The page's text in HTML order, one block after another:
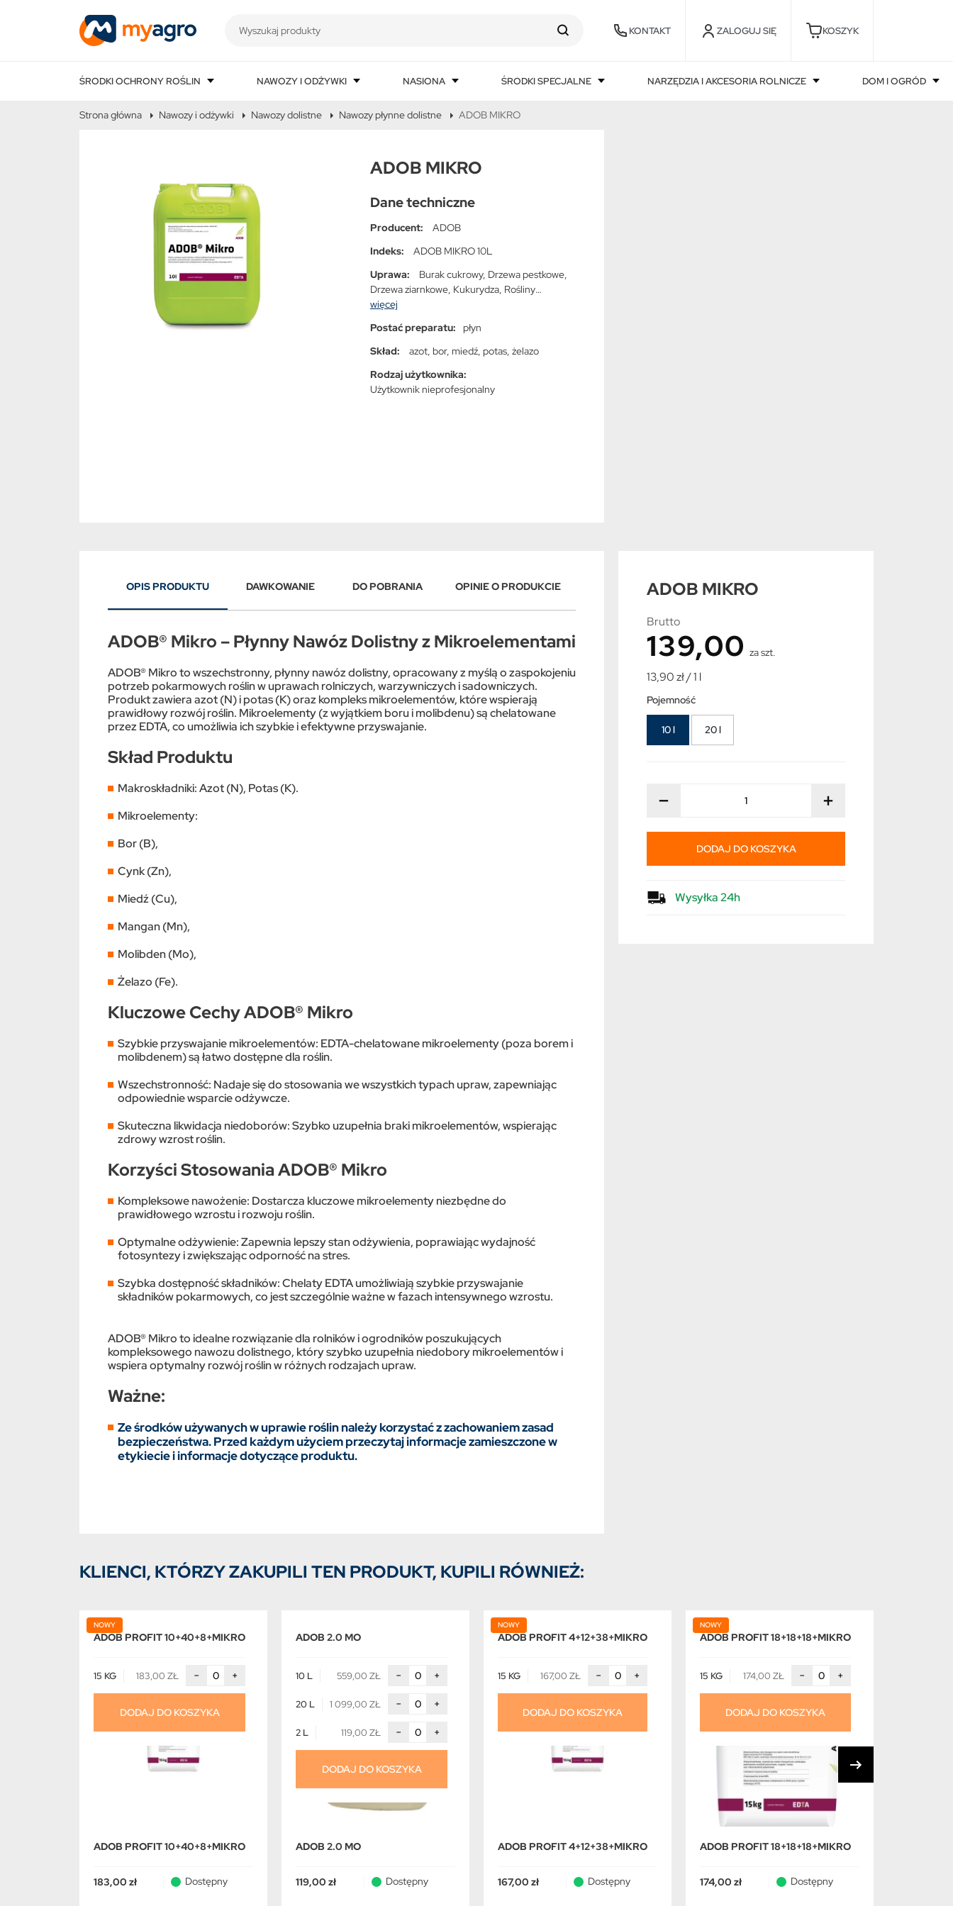
KONTAKT ZALOGUJ SIĘ KOSZYK
ŚRODKI OCHRONY ROŚLIN NAWOZY I ODŻYWKI NASIONA ŚRODKI SPECJALNE NARZĘDZIA I AKCESORIA ROLNICZE DOM I OGRÓD
Strona główna Nawozy i odżywki Nawozy dolistne Nawozy płynne dolistne ADOB MIKRO
ADOB MIKRO
Dane techniczne
Producent:
ADOB
Indeks:
ADOB MIKRO 10L
Uprawa:
Drzewa ziarnkowe, Kukurydza, Rośliny
bobowate, Rośliny jagodowe, Rośliny
Warzywa dyniowate, Warzywa kapustne,
Warzywa korzeniowe, Warzywa liściowe,
Ziemniak
więcej
Postać preparatu:
płyn
Skład:
azot, bor, miedź, potas, żelazo
Rodzaj użytkownika:
Użytkownik nieprofesjonalny
OPIS PRODUKTU DAWKOWANIE DO POBRANIA OPINIE O PRODUKCIE
ADOB® Mikro – Płynny Nawóz Dolistny z Mikroelementami
ADOB® Mikro to wszechstronny, płynny nawóz dolistny, opracowany z myślą o zaspokojeniu
potrzeb pokarmowych roślin w uprawach rolniczych, warzywniczych i sadowniczych.
Produkt zawiera azot (N) i potas (K) oraz kompleks mikroelementów, które wspierają
prawidłowy rozwój roślin. Mikroelementy (z wyjątkiem boru i molibdenu) są chelatowane
przez EDTA, co umożliwia ich szybkie i efektywne przyswajanie.
Skład Produktu
Makroskładniki: Azot (N), Potas (K).
Mikroelementy:
Bor (B),
Cynk (Zn),
Miedź (Cu),
Mangan (Mn),
Molibden (Mo),
Żelazo (Fe).
Kluczowe Cechy ADOB® Mikro
Szybkie przyswajanie mikroelementów: EDTA-chelatowane mikroelementy (poza borem i
molibdenem) są łatwo dostępne dla roślin.
Wszechstronność: Nadaje się do stosowania we wszystkich typach upraw, zapewniając
odpowiednie wsparcie odżywcze.
Skuteczna likwidacja niedoborów: Szybko uzupełnia braki mikroelementów, wspierając
zdrowy wzrost roślin.
Korzyści Stosowania ADOB® Mikro
Kompleksowe nawożenie: Dostarcza kluczowe mikroelementy niezbędne do
prawidłowego wzrostu i rozwoju roślin.
Optymalne odżywienie: Zapewnia lepszy stan odżywienia, poprawiając wydajność
fotosyntezy i zwiększając odporność na stres.
Szybka dostępność składników: Chelaty EDTA umożliwiają szybkie przyswajanie
składników pokarmowych, co jest szczególnie ważne w fazach intensywnego wzrostu.
ADOB® Mikro to idealne rozwiązanie dla rolników i ogrodników poszukujących
kompleksowego nawozu dolistnego, który szybko uzupełnia niedobory mikroelementów i
wspiera optymalny rozwój roślin w różnych rodzajach upraw.
Ważne:
Ze środków używanych w uprawie roślin należy korzystać z zachowaniem zasad
bezpieczeństwa. Przed każdym użyciem przeczytaj informacje zamieszczone w
etykiecie i informacje dotyczące produktu.
ADOB MIKRO
Brutto
139,00 za szt.
13,90 zł / 1 l
Pojemność
10 l 20 l
− +
DODAJ DO KOSZYKA
Wysyłka 24h
KLIENCI, KTÓRZY ZAKUPILI TEN PRODUKT, KUPILI RÓWNIEŻ:
NOWY
ADOB PROFIT 10+40+8+MIKRO
183,00 zł Dostępny
ADOB PROFIT 10+40+8+MIKRO
15 KG 183,00 ZŁ − +
DODAJ DO KOSZYKA
ADOB 2.0 MO
119,00 zł Dostępny
ADOB 2.0 MO
10 L 559,00 ZŁ − +
20 L 1 099,00 ZŁ − +
2 L 119,00 ZŁ − +
DODAJ DO KOSZYKA
NOWY
ADOB PROFIT 4+12+38+MIKRO
167,00 zł Dostępny
ADOB PROFIT 4+12+38+MIKRO
15 KG 167,00 ZŁ − +
DODAJ DO KOSZYKA
NOWY
ADOB PROFIT 18+18+18+MIKRO
174,00 zł Dostępny
ADOB PROFIT 18+18+18+MIKRO
15 KG 174,00 ZŁ − +
DODAJ DO KOSZYKA